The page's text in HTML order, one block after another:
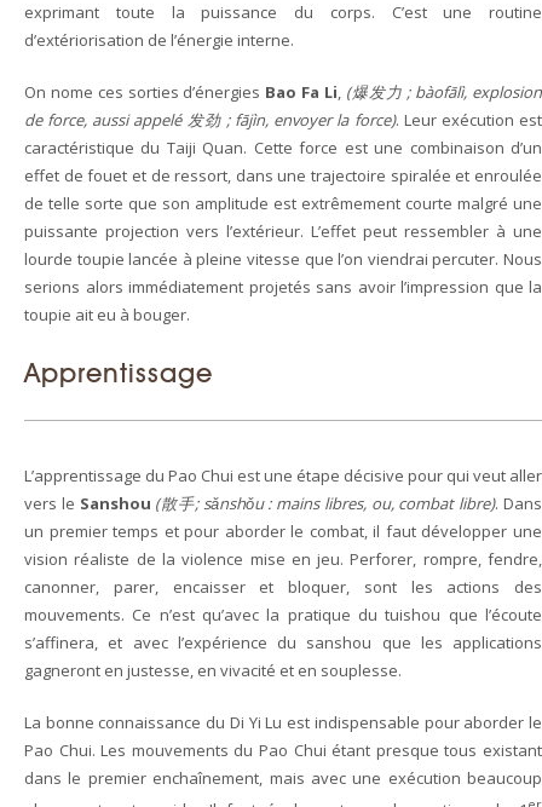
exprimant toute la puissance du corps. C’est une routine
d’extériorisation de l’énergie interne.
On nome ces sorties d’énergies Bao Fa Li, (爆发力 ; bàofālì, explosion
de force, aussi appelé 发劲 ; fājìn, envoyer la force). Leur exécution est
caractéristique du Taiji Quan. Cette force est une combinaison d’un
effet de fouet et de ressort, dans une trajectoire spiralée et enroulée
de telle sorte que son amplitude est extrêmement courte malgré une
puissante projection vers l’extérieur. L’effet peut ressembler à une
lourde toupie lancée à pleine vitesse que l’on viendrai percuter. Nous
serions alors immédiatement projetés sans avoir l’impression que la
toupie ait eu à bouger.
Apprentissage
L’apprentissage du Pao Chui est une étape décisive pour qui veut aller
vers le Sanshou (散手; sǎnshǒu : mains libres, ou, combat libre). Dans
un premier temps et pour aborder le combat, il faut développer une
vision réaliste de la violence mise en jeu. Perforer, rompre, fendre,
canonner, parer, encaisser et bloquer, sont les actions des
mouvements. Ce n’est qu’avec la pratique du tuishou que l’écoute
s’affinera, et avec l’expérience du sanshou que les applications
gagneront en justesse, en vivacité et en souplesse.
La bonne connaissance du Di Yi Lu est indispensable pour aborder le
Pao Chui. Les mouvements du Pao Chui étant presque tous existant
dans le premier enchaînement, mais avec une exécution beaucoup